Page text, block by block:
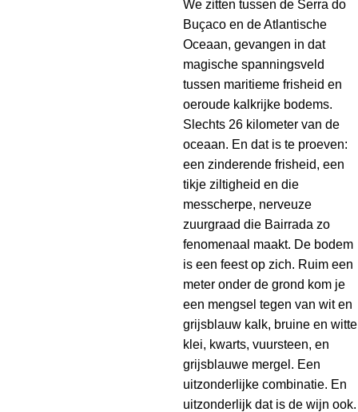
We zitten tussen de Serra do
Buçaco en de Atlantische
Oceaan, gevangen in dat
magische spanningsveld
tussen maritieme frisheid en
oeroude kalkrijke bodems.
Slechts 26 kilometer van de
oceaan. En dat is te proeven:
een zinderende frisheid, een
tikje ziltigheid en die
messcherpe, nerveuze
zuurgraad die Bairrada zo
fenomenaal maakt. De bodem
is een feest op zich. Ruim een
meter onder de grond kom je
een mengsel tegen van wit en
grijsblauw kalk, bruine en witte
klei, kwarts, vuursteen, en
grijsblauwe mergel. Een
uitzonderlijke combinatie. En
uitzonderlijk dat is de wijn ook.